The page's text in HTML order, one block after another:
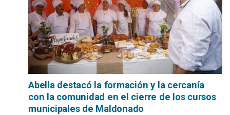
Abella destacó la formación y la cercanía
con la comunidad en el cierre de los cursos
municipales de Maldonado